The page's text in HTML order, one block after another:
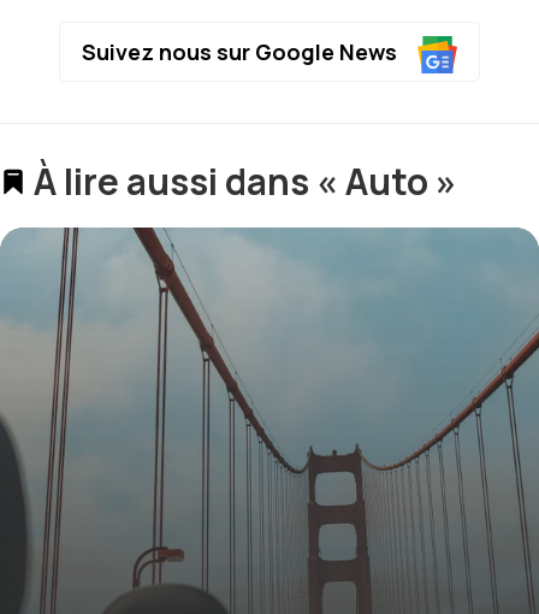
Suivez nous sur Google News
À lire aussi dans « Auto »